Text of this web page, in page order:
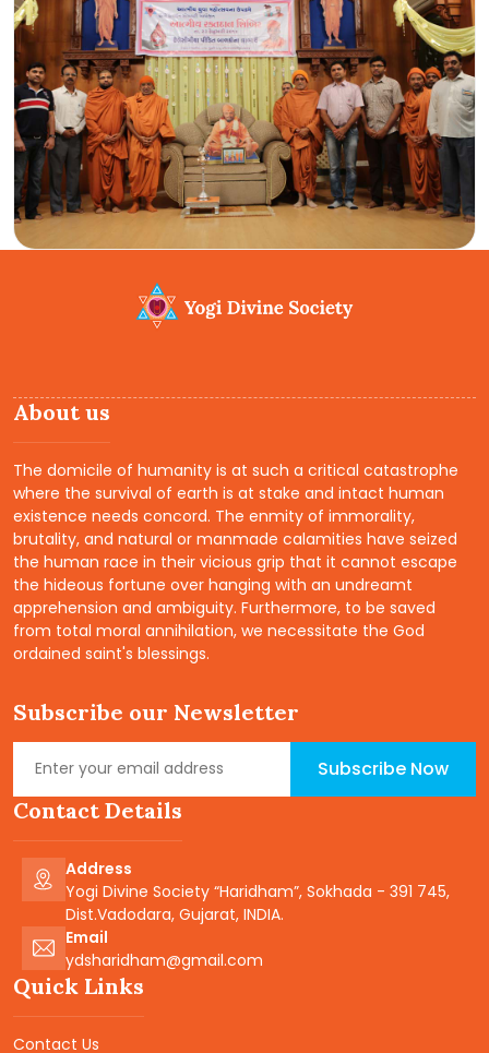
About us
The domicile of humanity is at such a critical catastrophe
where the survival of earth is at stake and intact human
existence needs concord. The enmity of immorality,
brutality, and natural or manmade calamities have seized
the human race in their vicious grip that it cannot escape
the hideous fortune over hanging with an undreamt
apprehension and ambiguity. Furthermore, to be saved
from total moral annihilation, we necessitate the God
ordained saint's blessings.
Subscribe our Newsletter
Subscribe Now
Contact Details
Address
Yogi Divine Society “Haridham”, Sokhada - 391 745,
Dist.Vadodara, Gujarat, INDIA.
Email
ydsharidham@gmail.com
Quick Links
Contact Us